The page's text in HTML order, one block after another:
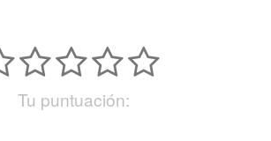
Tu puntuación: